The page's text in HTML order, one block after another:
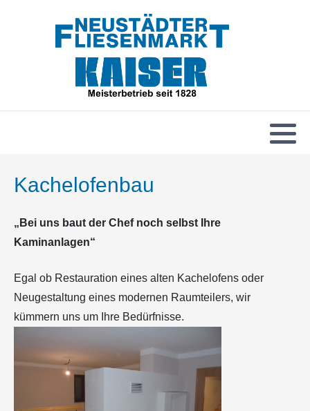
Kachelofenbau
„Bei uns baut der Chef noch selbst Ihre
Kaminanlagen“
Egal ob Restauration eines alten Kachelofens oder
Neugestaltung eines modernen Raumteilers, wir
kümmern uns um Ihre Bedürfnisse.